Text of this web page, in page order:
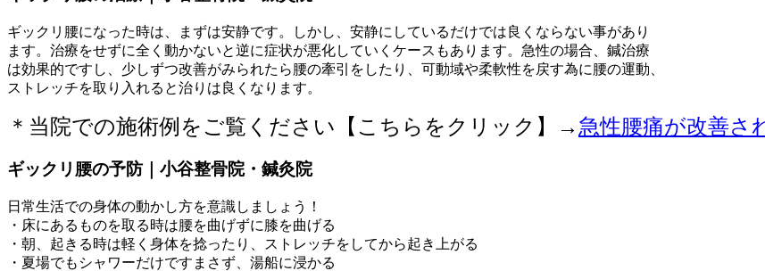
ギックリ腰になった時は、まずは安静です。しかし、安静にしているだけでは良くならない事があり
ます。治療をせずに全く動かないと逆に症状が悪化していくケースもあります。急性の場合、鍼治療
は効果的ですし、少しずつ改善がみられたら腰の牽引をしたり、可動域や柔軟性を戻す為に腰の運動、
ストレッチを取り入れると治りは良くなります。
＊当院での施術例をご覧ください【こちらをクリック】→ 急性腰痛が改善さ
ギックリ腰の予防｜小谷整骨院・鍼灸院
日常生活での身体の動かし方を意識しましょう！
・床にあるものを取る時は腰を曲げずに膝を曲げる
・朝、起きる時は軽く身体を捻ったり、ストレッチをしてから起き上がる
・夏場でもシャワーだけですまさず、湯船に浸かる